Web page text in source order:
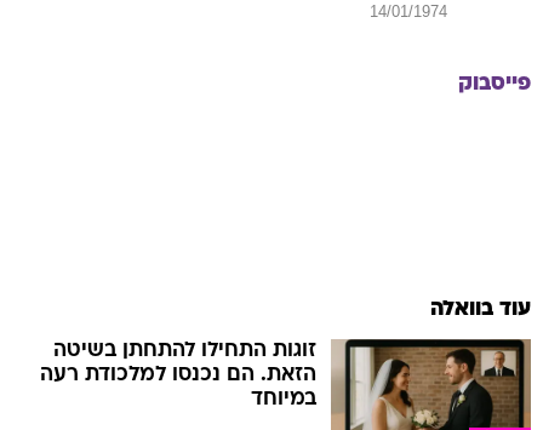
14/01/1974
פייסבוק
עוד בוואלה
זוגות התחילו להתחתן בשיטה
הזאת. הם נכנסו למלכודת רעה
במיוחד